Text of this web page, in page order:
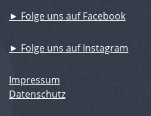
► Folge uns auf Facebook
► Folge uns auf Instagram
Impressum
Datenschutz